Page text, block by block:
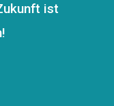
ist